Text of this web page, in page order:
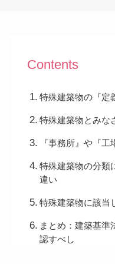
Contents
特殊建築物の『定
特殊建築物とみな
『事務所』や『
特殊建築物の分類
違い
特殊建築物に該当
まとめ：建築基準
認すべし